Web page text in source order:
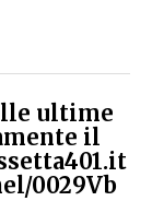
ultime
il
0029Vb